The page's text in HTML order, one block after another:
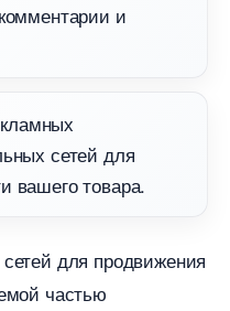
и
сетей для
вашего товара.
для продвижения
частью